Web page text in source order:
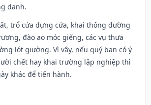
danh.
trổ cửa dựng cửa, khai thông đường
đào ao móc giếng, các vụ thưa
lót giường. Vì vậy, nếu quý bạn có ý
chết hay khai trường lập nghiệp thì
khác để tiến hành.